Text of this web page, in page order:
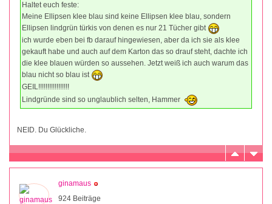
Haltet euch feste:
Meine Ellipsen klee blau sind keine Ellipsen klee blau, sondern
Ellipsen lindgrün türkis von denen es nur 21 Tücher gibt
ich wurde eben bei fb darauf hingewiesen, aber da ich sie als klee
gekauft habe und auch auf dem Karton das so drauf steht, dachte ich
die klee blauen würden so aussehen. Jetzt weiß ich auch warum das
blau nicht so blau ist
GEIL!!!!!!!!!!!!!!!!!
Lindgründe sind so unglaublich selten, Hammer
NEID. Du Glückliche.
ginamaus
924 Beiträge